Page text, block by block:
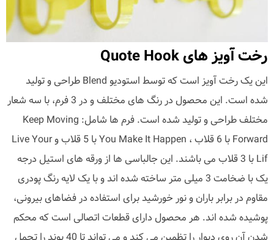
رخت آویز های Quote Hook
این یک رخت آویز است که توسط استودیو Blend طراحی و تولید
شده است. این محصول در رنگ های مختلف و در 3 فرم، با سه شعار
مختلف طراحی و تولید شده است. فرم ها شامل: Keep Moving
Forward با 6 قلاب ، You Make It Happen با 5 قلاب و Live Your
Lif با 3 قلاب می باشند. این جالباسی ها از ورقه های استیل درجه
یک با ضخامت 3 میلی متر ساخته شده اند و با یک لایه رنگ پودری
مقاوم در برابر باران و نور خورشید برای استفاده در فضاهای بیرونی،
پوشیده شده اند. هر محصول دارای قطعات اتصالی است که محکم